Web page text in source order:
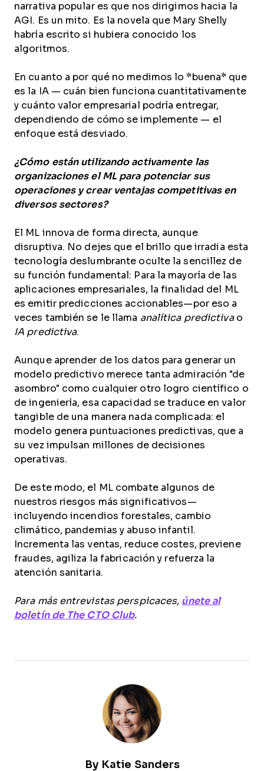
narrativa popular es que nos dirigimos hacia la
AGI. Es un mito. Es la novela que Mary Shelly
habría escrito si hubiera conocido los
algoritmos.
En cuanto a por qué no medimos lo *buena* que
es la IA — cuán bien funciona cuantitativamente
y cuánto valor empresarial podría entregar,
dependiendo de cómo se implemente — el
enfoque está desviado.
¿Cómo están utilizando activamente las
organizaciones el ML para potenciar sus
operaciones y crear ventajas competitivas en
diversos sectores?
El ML innova de forma directa, aunque
disruptiva. No dejes que el brillo que irradia esta
tecnología deslumbrante oculte la sencillez de
su función fundamental: Para la mayoría de las
aplicaciones empresariales, la finalidad del ML
es emitir predicciones accionables—por eso a
veces también se le llama analítica predictivao
IA predictiva.
Aunque aprender de los datos para generar un
modelo predictivo merece tanta admiración "de
asombro" como cualquier otro logro científico o
de ingeniería, esa capacidad se traduce en valor
tangible de una manera nada complicada: el
modelo genera puntuaciones predictivas, que a
su vez impulsan millones de decisiones
operativas.
De este modo, el ML combate algunos de
nuestros riesgos más significativos—
incluyendo incendios forestales, cambio
climático, pandemias y abuso infantil.
Incrementa las ventas, reduce costes, previene
fraudes, agiliza la fabricación y refuerza la
atención sanitaria.
Para más entrevistas perspicaces, únete al
boletín de The CTO Club.
By Katie Sanders